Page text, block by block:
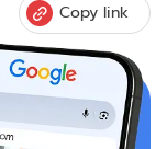
Copy link